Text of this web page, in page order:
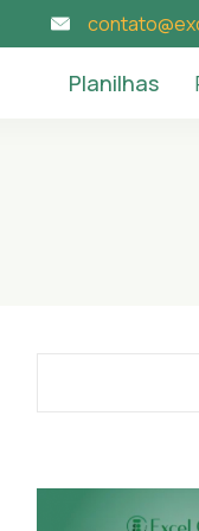
Planilhas